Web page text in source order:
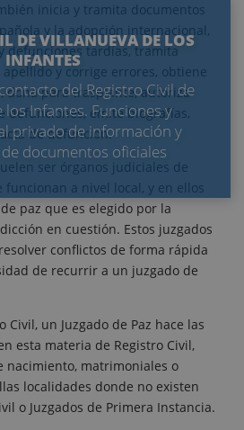
DE VILLANUEVA DE LOS
INFANTES
del Registro Civil de
los Infantes. Funciones y
privado de información y
documentos oficiales
inicia y tramita documentos
y la adopción internacional,
defunciones tardías, tramita
y corrige errores, obtiene
dona para trasplante, autoriza
defunciones, emite biografías,
de defunción.
ser órganos judiciales de
a nivel local, y en ellos
paz que es elegido por la
en cuestión. Estos juzgados
conflictos de forma rápida
de recurrir a un juzgado de
Civil, un Juzgado de Paz hace las
esta materia de Registro Civil,
nacimiento, matrimoniales o
localidades donde no existen
o Juzgados de Primera Instancia.